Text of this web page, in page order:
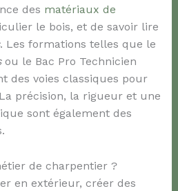
des matériaux de
le bois, et de savoir lire
. Les formations telles que le
ou le Bac Pro Technicien
des voies classiques pour
précision, la rigueur et une
sont également des
de charpentier ?
en extérieur, créer des